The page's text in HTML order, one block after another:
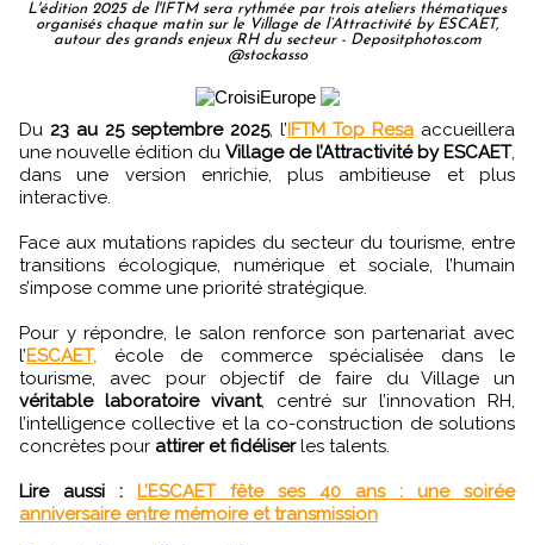
L'édition 2025 de l'IFTM sera rythmée par trois ateliers thématiques
organisés chaque matin sur le Village de l’Attractivité by ESCAET,
autour des grands enjeux RH du secteur - Depositphotos.com
@stockasso
Du 23 au 25 septembre 2025, l’IFTM Top Resa accueillera
une nouvelle édition du Village de l’Attractivité by ESCAET,
dans une version enrichie, plus ambitieuse et plus
interactive.
Face aux mutations rapides du secteur du tourisme, entre
transitions écologique, numérique et sociale, l’humain
s’impose comme une priorité stratégique.
Pour y répondre, le salon renforce son partenariat avec
l’ESCAET, école de commerce spécialisée dans le
tourisme, avec pour objectif de faire du Village un
véritable laboratoire vivant, centré sur l’innovation RH,
l’intelligence collective et la co-construction de solutions
concrètes pour attirer et fidéliserles talents.
Lire aussi :
L’ESCAET fête ses 40 ans : une soirée
anniversaire entre mémoire et transmission